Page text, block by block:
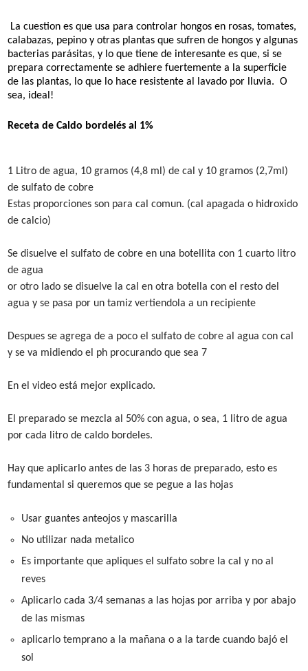
La cuestion es que usa para controlar hongos en rosas, tomates,
calabazas, pepino y otras plantas que sufren de hongos y algunas
bacterias parásitas, y lo que tiene de interesante es que, si se
prepara correctamentese adhiere fuertemente a la superficie
de las plantas, lo que lo hace resistente al lavado por lluvia. O
sea, ideal!
Receta de Caldo bordelés al 1%
1 Litro de agua, 10 gramos (4,8 ml) de cal y 10 gramos (2,7ml)
de sulfato de cobre
Estas proporciones son para cal comun. (cal apagada o hidroxido
de calcio)
Se disuelve el sulfato de cobre en una botellita con 1 cuarto litro
de agua
or otro lado se disuelve la cal en otra botella con el resto del
agua y se pasa por un tamiz vertiendola a un recipiente
Despues se agrega de a poco el sulfato de cobre al agua con cal
y se va midiendo el ph procurando que sea 7
En el video está mejor explicado.
El preparado se mezcla al 50% con agua, o sea, 1 litro de agua
por cada litro de caldo bordeles.
Hay que aplicarlo antes de las 3 horas de preparado, esto es
fundamental si queremos que se pegue a las hojas
Usar guantes anteojos y mascarilla
No utilizar nada metalico
Es importante que apliques el sulfato sobre la cal y no al
reves
Aplicarlo cada 3/4 semanas a las hojas por arriba y por abajo
de las mismas
aplicarlo temprano a la mañana o a la tarde cuando bajó el
sol